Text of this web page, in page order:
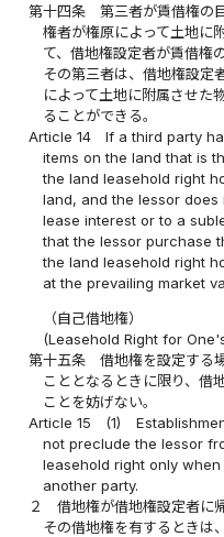
第十四条
第三者が賃借権の
権者が権原によって土地に
て、借地権設定者が賃借権
その第三者は、借地権設定
によって土地に附属させた
ることができる。
Article 14
If a third party
items on the land that is
the land leasehold right
land, and the lessor
lease interest or to a
that the lessor purchase
the land leasehold right
at the prevailing market
（自己借地権）
(Leasehold Right for
第十五条
借地権を設定する
こととなるときに限り、借
ことを妨げない。
Article 15
(1)
not preclude the lessor
leasehold right only
another party.
２
借地権が借地権設定者に
その借地権を有するときは